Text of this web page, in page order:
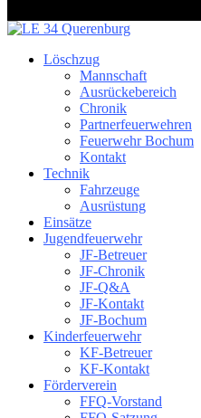
Löschzug
Mannschaft
Ausrückebereich
Chronik
Partnerfeuerwehren
Feuerwehr Bochum
Kontakt
Technik
Fahrzeuge
Ausrüstung
Einsätze
Jugendfeuerwehr
JF-Betreuer
JF-Chronik
JF-Q&A
JF-Kontakt
JF-Bochum
Kinderfeuerwehr
KF-Betreuer
KF-Kontakt
Förderverein
FFQ-Vorstand